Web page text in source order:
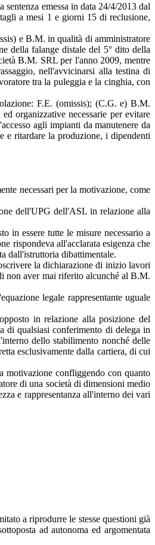
emessa in data 24/4/2013 dal
a mesi 1 e giorni 15 di reclusione,
e B.M. in qualità di amministratore
della falange distale del 5° dito della
B.M. SRL per l'anno 2009, mentre
nell'avvicinarsi alla testina di
tra la puleggia e la cinghia, con
F.E. (omissis); (C.G. e) B.M.
organizzative necessarie per evitare
agli impianti da manutenere da
e ritardare la produzione, i dipendenti
necessari per la motivazione, come
dell'UPG dell'ASL in relazione alla
in essere tutte le misure necessario a
rispondeva all'acclarata esigenza che
dall'istruttoria dibattimentale.
la dichiarazione di inizio lavori
non aver mai riferito alcunché al B.M.
legale rappresentante uguale
in relazione alla posizione del
di qualsiasi conferimento di delega in
dello stabilimento nonché delle
esclusivamente dalla cartiera, di cui
motivazione confliggendo con quanto
di una società di dimensioni medio
e rappresentanza all'interno dei vari
a riprodurre le stesse questioni già
ad autonoma ed argomentata